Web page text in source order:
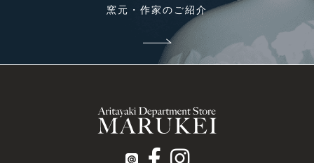
窯元・作家のご紹介